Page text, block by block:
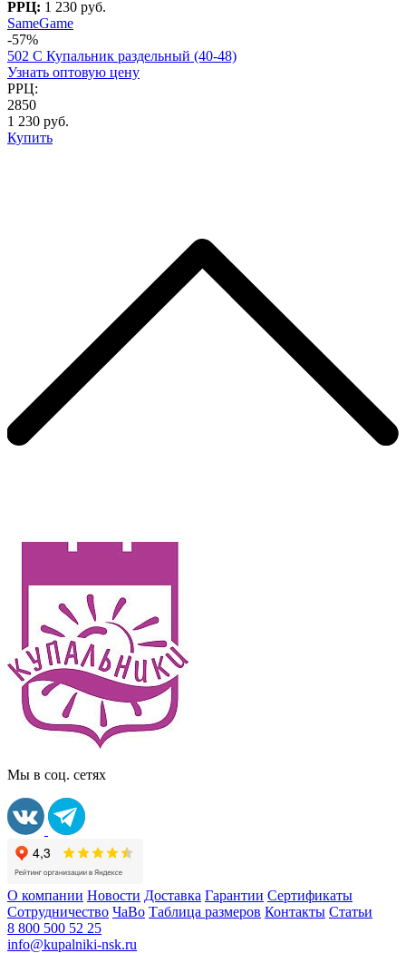
РРЦ: 1 230 руб.
SameGame
-57%
502 C Купальник раздельный (40-48)
Узнать оптовую цену
РРЦ:
2850
1 230 руб.
Купить
Мы в соц. сетях
О компании Новости Доставка Гарантии Сертификаты
Сотрудничество ЧаВо Таблица размеров Контакты Статьи
8 800 500 52 25
info@kupalniki-nsk.ru